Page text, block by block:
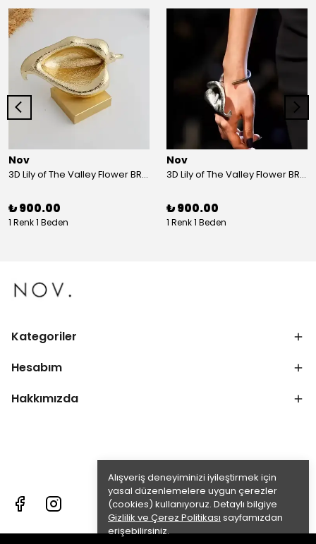
Alışveriş deneyiminizi iyileştirmek için
yasal düzenlemelere uygun çerezler
(cookies) kullanıyoruz. Detaylı bilgiye
Gizlilik ve Çerez Politikası sayfamızdan
erişebilirsiniz.
Nov
3D Lily of The Valley Flower BRACELET G
₺ 900.00
1 Renk 1 Beden
Nov
3D Lily of The Valley Flower BRACELET S
₺ 900.00
1 Renk 1 Beden
Kategoriler
Hesabım
Hakkımızda